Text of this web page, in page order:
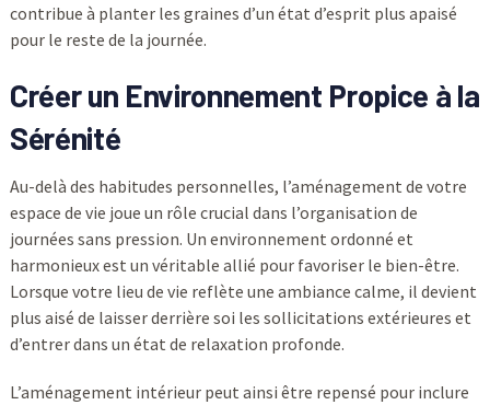
contribue à planter les graines d’un état d’esprit plus apaisé
pour le reste de la journée.
Créer un Environnement Propice à la
Sérénité
Au-delà des habitudes personnelles, l’aménagement de votre
espace de vie joue un rôle crucial dans l’organisation de
journées sans pression. Un environnement ordonné et
harmonieux est un véritable allié pour favoriser le bien-être.
Lorsque votre lieu de vie reflète une ambiance calme, il devient
plus aisé de laisser derrière soi les sollicitations extérieures et
d’entrer dans un état de relaxation profonde.
L’aménagement intérieur peut ainsi être repensé pour inclure